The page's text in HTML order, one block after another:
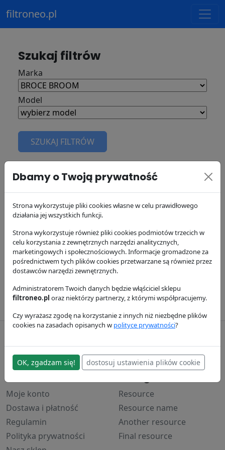
filtroneo.pl
Szukaj filtrów
Marka
Model
SZUKAJ FILTRÓW
FiltryBROCE BROOM
Filtry doBROCE BROOMRJ350
Filtry doBROCE BROOMRC352
BROCE BROOM
Filtry doBROCE BROOMRC350
© 2017–2024
Moje konto
Dostawa i płatność
Regulamin
Polityka prywatności
Resource
Resource name
Another resource
Final resource
Dbamy o Twoją prywatność
Strona wykorzystuje pliki cookies własne w celu prawidłowego
działania jej wszystkich funkcji.
Strona wykorzystuje również pliki cookies podmiotów trzecich w
celu korzystania z zewnętrznych narzędzi analitycznych,
marketingowych i społecznościowych. Informacje gromadzone za
pośrednictwem tych plików cookies przetwarzane są również przez
dostawców narzędzi zewnętrznych.
Administratorem Twoich danych będzie włąściciel sklepu
filtroneo.pl oraz niektórzy partnerzy, z którymi współpracujemy.
Czy wyrażasz zgodę na korzystanie z innych niż niezbędne plików
cookies na zasadach opisanych w polityce prywatności?
OK, zgadzam się! dostosuj ustawienia plików cookie